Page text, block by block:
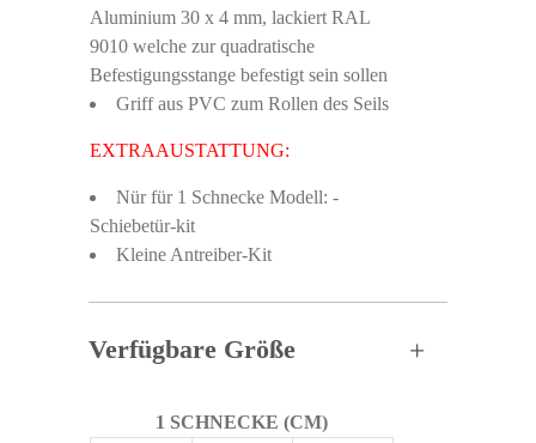
Aluminium 30 x 4 mm, lackiert RAL
9010 welche zur quadratische
Befestigungsstange befestigt sein sollen
Griff aus PVC zum Rollen des Seils
EXTRAAUSTATTUNG:
Nür für 1 Schnecke Modell: -
Schiebetür-kit
Kleine Antreiber-Kit
Verfügbare Größe
1 SCHNECKE (CM)